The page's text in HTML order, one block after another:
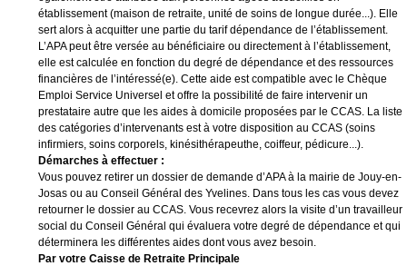
établissement (maison de retraite, unité de soins de longue durée...). Elle
sert alors à acquitter une partie du tarif dépendance de l’établissement.
L’APA peut être versée au bénéficiaire ou directement à l’établissement,
elle est calculée en fonction du degré de dépendance et des ressources
financières de l’intéressé(e). Cette aide est compatible avec le Chèque
Emploi Service Universel et offre la possibilité de faire intervenir un
prestataire autre que les aides à domicile proposées par le CCAS. La liste
des catégories d’intervenants est à votre disposition au CCAS (soins
infirmiers, soins corporels, kinésithérapeuthe, coiffeur, pédicure...).
Démarches à effectuer :
Vous pouvez retirer un dossier de demande d’APA à la mairie de Jouy-en-
Josas ou au Conseil Général des Yvelines. Dans tous les cas vous devez
retourner le dossier au CCAS. Vous recevrez alors la visite d’un travailleur
social du Conseil Général qui évaluera votre degré de dépendance et qui
déterminera les différentes aides dont vous avez besoin.
Par votre Caisse de Retraite Principale